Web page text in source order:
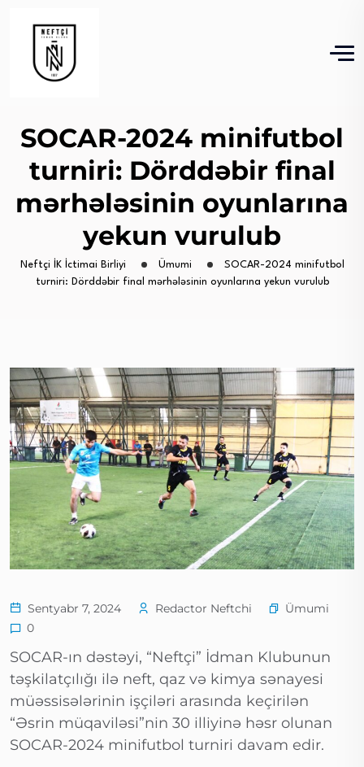
SOCAR-2024 minifutbol
turniri: Dörddəbir final
mərhələsinin oyunlarına
yekun vurulub
Neftçi İK İctimai Birliyi Ümumi
SOCAR-2024 minifutbol
turniri: Dörddəbir final mərhələsinin oyunlarına yekun vurulub
Sentyabr 7, 2024 Redactor Neftchi
Ümumi
0
SOCAR-ın dəstəyi, “Neftçi” İdman Klubunun
təşkilatçılığı ilə neft, qaz və kimya sənayesi
müəssisələrinin işçiləri arasında keçirilən
“Əsrin müqaviləsi”nin 30 illiyinə həsr olunan
SOCAR-2024 minifutbol turniri davam edir.